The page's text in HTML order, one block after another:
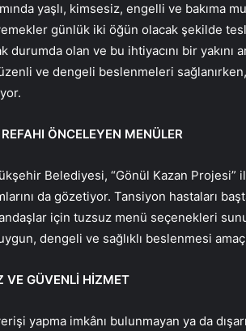
yaşlı, kimsesiz, engelli ve bakıma
günlük iki öğün olacak şekilde
durumda olan ve bu ihtiyacını bir yakını
ve dengeli beslenmeleri
ÖNCELEYEN MENÜLER
Belediyesi, “Gönül Kazan Projesi”
da gözetiyor. Tansiyon hastaları
için tuzsuz menü seçenekleri
dengeli ve sağlıklı beslenmesi
VE GÜVENLİ HİZMET
yapma imkânı bulunmayan ya da